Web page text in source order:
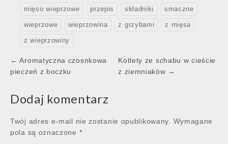
mięso wieprzowe przepis składniki smaczne
wieprzowe wieprzowina z grzybami z mięsa
z wieprzowiny
Post
navigation
← Aromatyczna czosnkowa
pieczeń z boczku
Kotlety ze schabu w cieście
z ziemniaków →
Dodaj komentarz
Twój adres e-mail nie zostanie opublikowany. Wymagane
pola są oznaczone *